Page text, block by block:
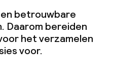
betrouwbare
Daarom bereiden
het verzamelen
voor.